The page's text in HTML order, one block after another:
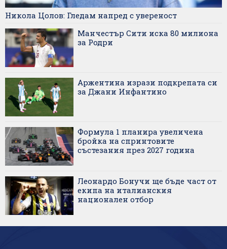
Никола Цолов: Гледам напред с увереност
Манчестър Сити иска 80 милиона
за Родри
Аржентина изрази подкрепата си
за Джани Инфантино
Формула 1 планира увеличена
бройка на спринтовите
състезания през 2027 година
Леонардо Бонучи ще бъде част от
екипа на италианския
национален отбор